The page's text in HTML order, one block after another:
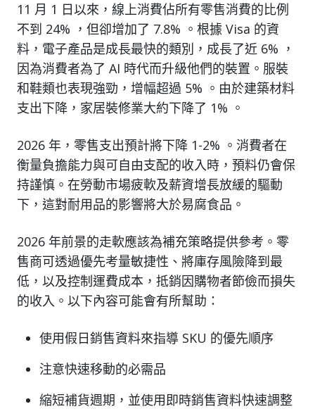
11 月 1 日以來，線上消費佔所有零售消費的比例
不到 24% ，但卻增加了 7.8% 。根據 Visa 的資
料，電子產品是成長最快的類別，成長了近 6% ，
因為消費者為了 AI 時代而升級他們的裝置。服裝
和鞋類也表現強勁，增幅超過 5% 。由於建築材料
支出下降，家居裝修業大約下降了 1% 。
2026 年，零售支出預計將下降 1-2% 。消費者在
衡量負擔能力與可自由支配的收入時，預料仍會保
持謹慎。在勞動市場疲軟及薪資增長放緩的驅動
下，這對耐用品的影響將大於易腐食品。
2026 年前景的走軟應該為補充策略提供參考。零
售商可透過優先考量敏捷性、將庫存風險降到最
低，以及控制運費成本，抵銷因購物者節儉而損失
的收入。以下內容可能會有所幫助：
使用假日銷售資料來指導 SKU 的優先順序
注意快速移動的必需品
縮短補貨週期，並使用即時銷售資料快速調整